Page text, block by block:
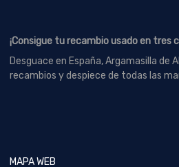
¡Consigue tu recambio usado en tres
Desguace en España, Argamasilla de
recambios y despiece de todas las
MAPA WEB